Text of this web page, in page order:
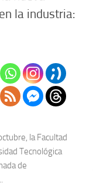
la industria:
la Facultad
Tecnológica
de